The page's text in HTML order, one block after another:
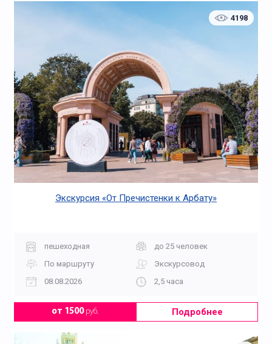
4198
Экскурсия «От Пречистенки к Арбату»
пешеходная
до 25 человек
По маршруту
Экскурсовод
08.08.2026
2,5 часа
от 1500руб. Подробнее